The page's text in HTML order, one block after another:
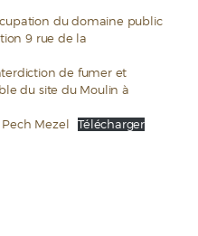
du domaine public
9 rue de la
de fumer et
du site du Moulin à
Pech Mezel
Télécharger